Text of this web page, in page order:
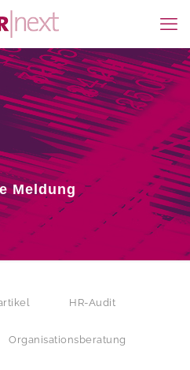
Meldung
HR-Audit
Organisationsberatung